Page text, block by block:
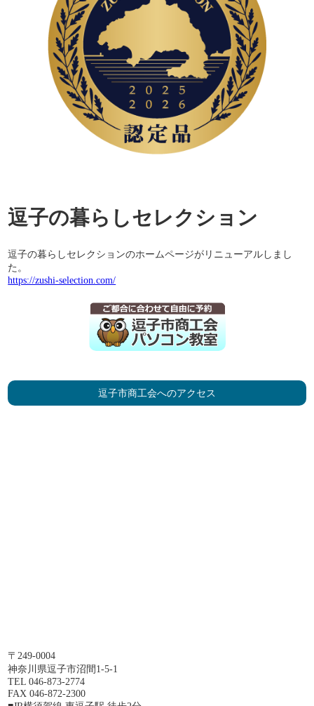
逗子の暮らしセレクション
逗子の暮らしセレクションのホームページがリニューアルしまし
た。
https://zushi-selection.com/
逗子市商工会へのアクセス
〒249-0004
神奈川県逗子市沼間1-5-1
TEL 046-873-2774
FAX 046-872-2300